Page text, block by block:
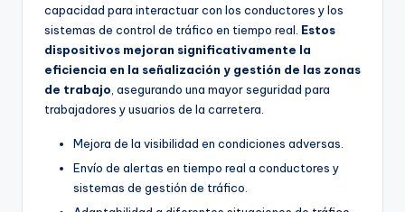
capacidad para interactuar con los conductores y los
sistemas de control de tráfico en tiempo real. Estos
dispositivos mejoran significativamente la
eficiencia en la señalización y gestión de las zonas
de trabajo , asegurando una mayor seguridad para
trabajadores y usuarios de la carretera.
Mejora de la visibilidad en condiciones adversas.
Envío de alertas en tiempo real a conductores y
sistemas de gestión de tráfico.